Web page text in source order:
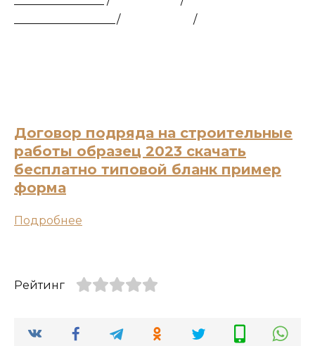
__________________/
/
Договор подряда на строительные
работы образец 2023 скачать
бесплатно типовой бланк пример
форма
Подробнее
Рейтинг